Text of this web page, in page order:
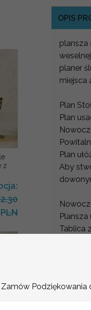
z
PLN
OPIS
plansza
planer
miejsca
Plan
Plan
Plan
Aby
Tablica
Plan
ofercie
na
Plan
Podziękowania